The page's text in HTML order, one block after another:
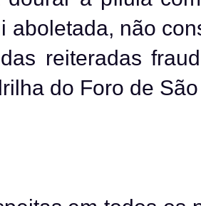
aboletada, não
reiteradas
do Foro de